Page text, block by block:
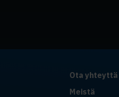
Ota yhteyttä
Meistä